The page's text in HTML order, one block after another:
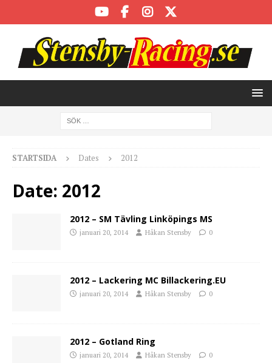
STARTSIDA Dates 2012
Date: 2012
2012 – SM Tävling Linköpings MS
januari 20, 2014 Håkan Stensby 0
2012 – Lackering MC Billackering.EU
januari 20, 2014 Håkan Stensby 0
2012 – Gotland Ring
januari 20, 2014 Håkan Stensby 0